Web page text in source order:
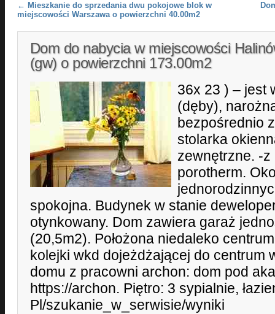
Post navigation
← Mieszkanie do sprzedania dwu pokojowe blok w
miejscowości Warszawa o powierzchni 40.00m2
Dom do nabycia w miejscowości
(gw) o powierzchni 173.00m2
36x 23 ) – jest
(dęby),
bezpośrednio
stolarka
zewnętrzne. -
porotherm.
spokojna. Budynek w stanie
otynkowany. Dom zawiera garaż
(20,5m2). Położona niedaleko
kolejki wkd dojeżdżającej do centrum
domu z pracowni archon: dom pod
https://archon. Piętro: 3 sypialnie,
Pl/szukanie_w_serwisie/wyniki